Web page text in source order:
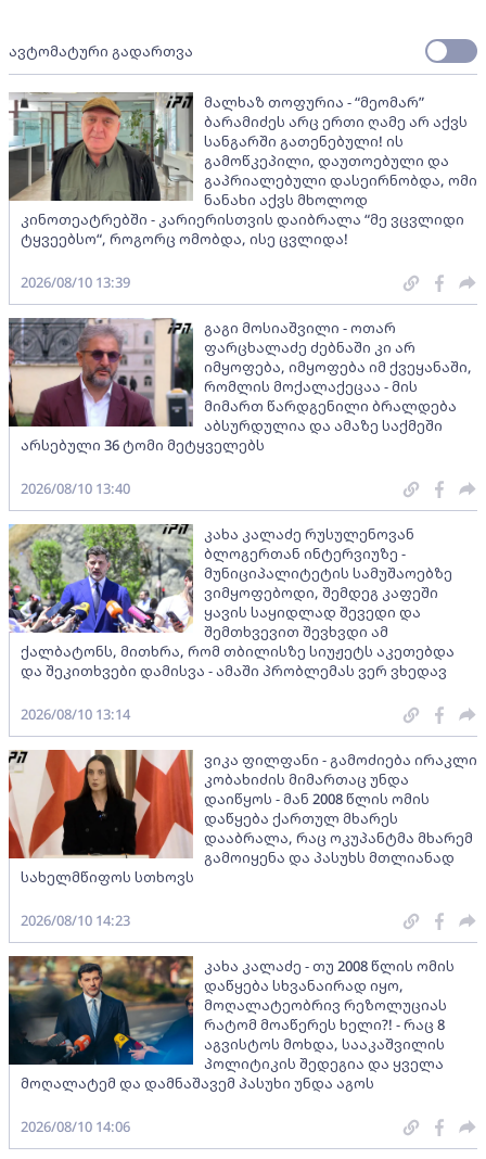
ავტომატური გადართვა
მალხაზ თოფურია - “მეომარ”
ბარამიძეს არც ერთი ღამე არ აქვს
სანგარში გათენებული! ის
გამოწკეპილი, დაუთოებული და
გაპრიალებული დასეირნობდა, ომი
ნანახი აქვს მხოლოდ
კინოთეატრებში - კარიერისთვის დაიბრალა “მე ვცვლიდი
ტყვეებსო“, როგორც ომობდა, ისე ცვლიდა!
2026/08/10 13:39
გაგი მოსიაშვილი - ოთარ
ფარცხალაძე ძებნაში კი არ
იმყოფება, იმყოფება იმ ქვეყანაში,
რომლის მოქალაქეცაა - მის
მიმართ წარდგენილი ბრალდება
აბსურდულია და ამაზე საქმეში
არსებული 36 ტომი მეტყველებს
2026/08/10 13:40
კახა კალაძე რუსულენოვან
ბლოგერთან ინტერვიუზე -
მუნიციპალიტეტის სამუშაოებზე
ვიმყოფებოდი, შემდეგ კაფეში
ყავის საყიდლად შევედი და
შემთხვევით შევხვდი ამ
ქალბატონს, მითხრა, რომ თბილისზე სიუჟეტს აკეთებდა
და შეკითხვები დამისვა - ამაში პრობლემას ვერ ვხედავ
2026/08/10 13:14
ვიკა ფილფანი - გამოძიება ირაკლი
კობახიძის მიმართაც უნდა
დაიწყოს - მან 2008 წლის ომის
დაწყება ქართულ მხარეს
დააბრალა, რაც ოკუპანტმა მხარემ
გამოიყენა და პასუხს მთლიანად
სახელმწიფოს სთხოვს
2026/08/10 14:23
კახა კალაძე - თუ 2008 წლის ომის
დაწყება სხვანაირად იყო,
მოღალატეობრივ რეზოლუციას
რატომ მოაწერეს ხელი?! - რაც 8
აგვისტოს მოხდა, სააკაშვილის
პოლიტიკის შედეგია და ყველა
მოღალატემ და დამნაშავემ პასუხი უნდა აგოს
2026/08/10 14:06